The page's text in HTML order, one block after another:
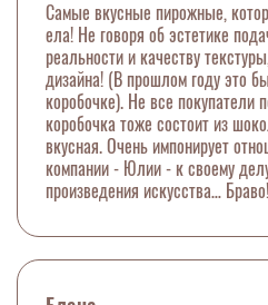
Самые вкусные пирожные,
ела! Не говоря об эстетике
реальности и качеству
дизайна! (В прошлом году это
коробочке). Не все покупатели
коробочка тоже состоит из
вкусная. Очень импонирует
компании - Юлии - к своему
произведения искусства… Браво!